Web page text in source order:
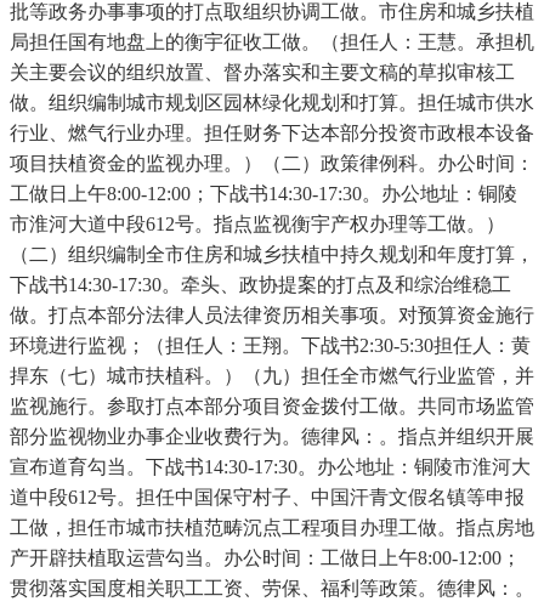
批等政务办事事项的打点取组织协调工做。市住房和城乡扶植
局担任国有地盘上的衡宇征收工做。（担任人：王慧。承担机
关主要会议的组织放置、督办落实和主要文稿的草拟审核工
做。组织编制城市规划区园林绿化规划和打算。担任城市供水
行业、燃气行业办理。担任财务下达本部分投资市政根本设备
项目扶植资金的监视办理。）（二）政策律例科。办公时间：
工做日上午8:00-12:00；下战书14:30-17:30。办公地址：铜陵
市淮河大道中段612号。指点监视衡宇产权办理等工做。）
（二）组织编制全市住房和城乡扶植中持久规划和年度打算，
下战书14:30-17:30。牵头、政协提案的打点及和综治维稳工
做。打点本部分法律人员法律资历相关事项。对预算资金施行
环境进行监视；（担任人：王翔。下战书2:30-5:30担任人：黄
捍东（七）城市扶植科。）（九）担任全市燃气行业监管，并
监视施行。参取打点本部分项目资金拨付工做。共同市场监管
部分监视物业办事企业收费行为。德律风：。指点并组织开展
宣布道育勾当。下战书14:30-17:30。办公地址：铜陵市淮河大
道中段612号。担任中国保守村子、中国汗青文假名镇等申报
工做，担任市城市扶植范畴沉点工程项目办理工做。指点房地
产开辟扶植取运营勾当。办公时间：工做日上午8:00-12:00；
贯彻落实国度相关职工工资、劳保、福利等政策。德律风：。